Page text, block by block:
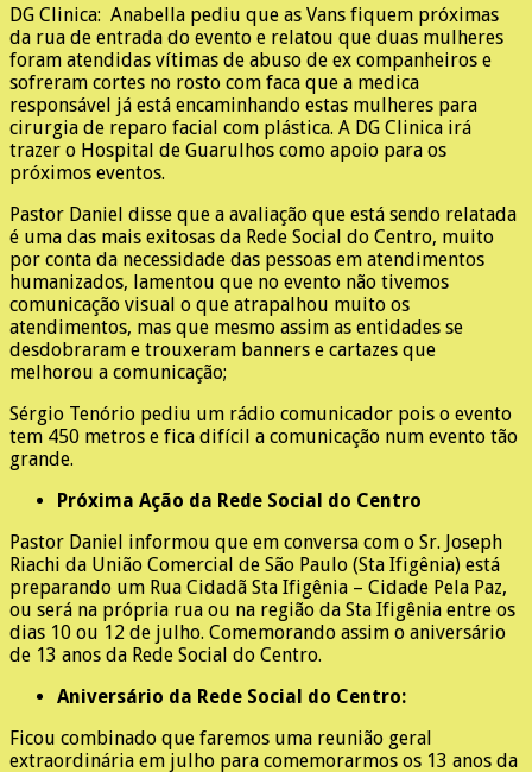
DG Clinica: Anabella pediu que as Vans fiquem próximas
da rua de entrada do evento e relatou que duas mulheres
foram atendidas vítimas de abuso de ex companheiros e
sofreram cortes no rosto com faca que a medica
responsável já está encaminhando estas mulheres para
cirurgia de reparo facial com plástica. A DG Clinica irá
trazer o Hospital de Guarulhos como apoio para os
próximos eventos.
Pastor Daniel disse que a avaliação que está sendo relatada
é uma das mais exitosas da Rede Social do Centro, muito
por conta da necessidade das pessoas em atendimentos
humanizados, lamentou que no evento não tivemos
comunicação visual o que atrapalhou muito os
atendimentos, mas que mesmo assim as entidades se
desdobraram e trouxeram banners e cartazes que
melhorou a comunicação;
Sérgio Tenório pediu um rádio comunicador pois o evento
tem 450 metros e fica difícil a comunicação num evento tão
grande.
Próxima Ação da Rede Social do Centro
Pastor Daniel informou que em conversa com o Sr. Joseph
Riachi da União Comercial de São Paulo (Sta Ifigênia) está
preparando um Rua Cidadã Sta Ifigênia – Cidade Pela Paz,
ou será na própria rua ou na região da Sta Ifigênia entre os
dias 10 ou 12 de julho. Comemorando assim o aniversário
de 13 anos da Rede Social do Centro.
Aniversário da Rede Social do Centro:
Ficou combinado que faremos uma reunião geral
extraordinária em julho para comemorarmos os 13 anos da